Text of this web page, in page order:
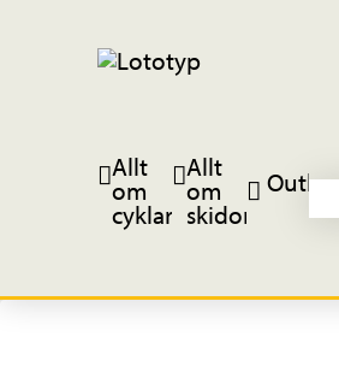
Allt
om
cyklar
Allt
om
skidor
Outlet